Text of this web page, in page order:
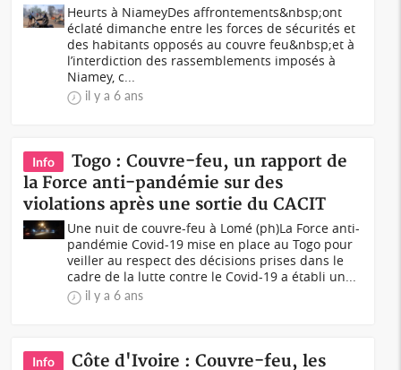
Heurts à NiameyDes affrontements&nbsp;ont
éclaté dimanche entre les forces de sécurités et
des habitants opposés au couvre feu&nbsp;et à
l’interdiction des rassemblements imposés à
Niamey, c...
il y a 6 ans
Info
Togo : Couvre-feu, un rapport de
la Force anti-pandémie sur des
violations après une sortie du CACIT
Une nuit de couvre-feu à Lomé (ph)La Force anti-
pandémie Covid-19 mise en place au Togo pour
veiller au respect des décisions prises dans le
cadre de la lutte contre le Covid-19 a établi un...
il y a 6 ans
Info
Côte d'Ivoire : Couvre-feu, les